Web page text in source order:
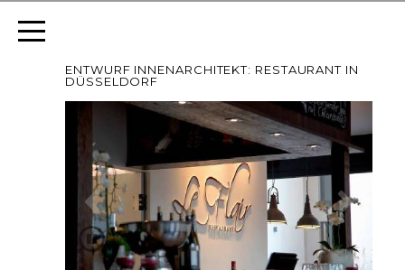
ENTWURF INNENARCHITEKT: RESTAURANT IN
DÜSSELDORF